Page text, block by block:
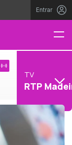
Entrar
TV
RTP